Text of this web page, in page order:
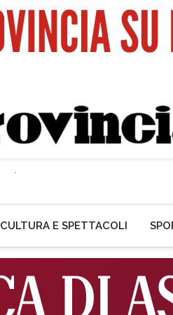
CULTURA E SPETTACOLI